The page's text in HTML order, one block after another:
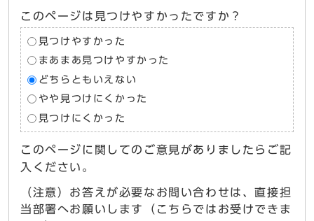
このページは見つけやすかったですか？
見つけやすかった
まあまあ見つけやすかった
どちらともいえない
やや見つけにくかった
見つけにくかった
このページに関してのご意見がありましたらご記
入ください。
（注意）お答えが必要なお問い合わせは、直接担
当部署へお願いします（こちらではお受けできま